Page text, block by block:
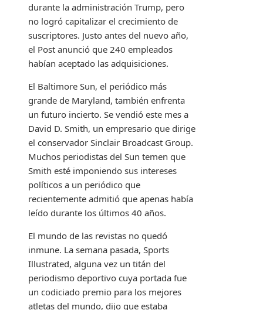
durante la administración Trump, pero
no logró capitalizar el crecimiento de
suscriptores. Justo antes del nuevo año,
el Post anunció que 240 empleados
habían aceptado las adquisiciones.
El Baltimore Sun, el periódico más
grande de Maryland, también enfrenta
un futuro incierto. Se vendió este mes a
David D. Smith, un empresario que dirige
el conservador Sinclair Broadcast Group.
Muchos periodistas del Sun temen que
Smith esté imponiendo sus intereses
políticos a un periódico que
recientemente admitió que apenas había
leído durante los últimos 40 años.
El mundo de las revistas no quedó
inmune. La semana pasada, Sports
Illustrated, alguna vez un titán del
periodismo deportivo cuya portada fue
un codiciado premio para los mejores
atletas del mundo, dijo que estaba